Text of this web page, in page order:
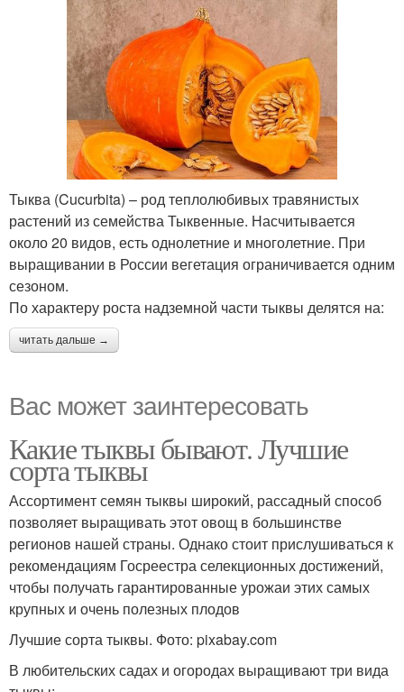
Тыква (Cucurbita) – род теплолюбивых травянистых
растений из семейства Тыквенные. Насчитывается
около 20 видов, есть однолетние и многолетние. При
выращивании в России вегетация ограничивается одним
сезоном.
По характеру роста надземной части тыквы делятся на:
читать дальше →
Вас может заинтересовать
Какие тыквы бывают. Лучшие
сорта тыквы
Ассортимент семян тыквы широкий, рассадный способ
позволяет выращивать этот овощ в большинстве
регионов нашей страны. Однако стоит прислушиваться к
рекомендациям Госреестра селекционных достижений,
чтобы получать гарантированные урожаи этих самых
крупных и очень полезных плодов
Лучшие сорта тыквы. Фото: pixabay.com
В любительских садах и огородах выращивают три вида